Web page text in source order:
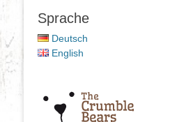
Sprache
Deutsch
English